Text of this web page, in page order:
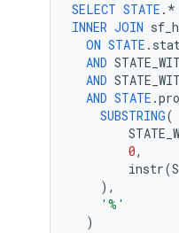
SELECT STATE . *
INNER JOIN
ON STATE .
AND
AND
AND STATE .
SUBSTRING(
0,
instr(
),
'%'
)